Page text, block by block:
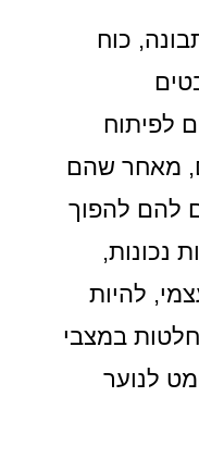
כוח
לפיתוח
מאחר שהם
להם להפוך
נכונות,
להיות
במצבי
לנוער